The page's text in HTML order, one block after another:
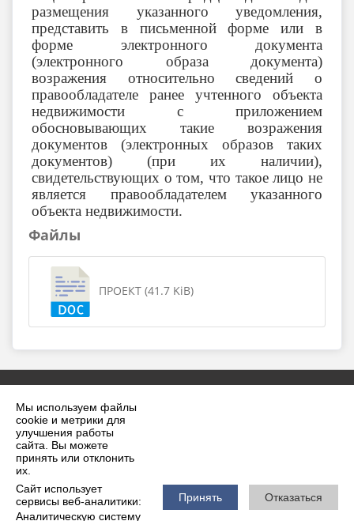
Мы используем файлы
cookie и метрики для
улучшения работы
сайта. Вы можете
принять или отклонить
их.
Сайт использует
сервисы веб-аналитики:
Аналитическую систему
Принять Отказаться
размещения указанного уведомления,
представить в письменной форме или в
форме электронного документа
(электронного образа документа)
возражения относительно сведений о
правообладателе ранее учтенного объекта
недвижимости с приложением
обосновывающих такие возражения
документов (электронных образов таких
документов) (при их наличии),
свидетельствующих о том, что такое лицо не
является правообладателем указанного
объекта недвижимости.
Файлы
ПРОЕКТ (41.7 KiB)
2026 г. krilovskaya.ru
Вход
Карта сайта
Политика обработки персональных данных